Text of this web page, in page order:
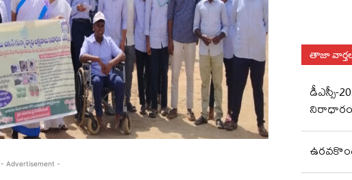
- Advertisement -
తాజా
డీఎస్సీ-